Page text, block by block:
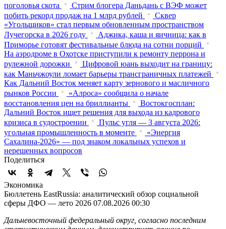
поголовья скота
Стрим блогера Даньдань с ВЭФ может
побить рекорд продаж на 1 млрд рублей
Сквер
«Угольщиков» стал первым обновленным пространством
Лучегорска в 2026 году
Аджика, каша и яичница: как в
Приморье готовят фестивальные блюда на сотни порций
На аэродроме в Охотске приступили к ремонту перрона и
рулежной дорожки
Цифровой юань выходит на границу:
как Маньчжоули ломает барьеры трансграничных платежей
Как Дальний Восток меняет карту зернового и масличного
рынков России
«Алроса» сообщила о начале
восстановления цен на бриллианты
Востокгосплан:
Дальний Восток ищет решения для выхода из кадрового
кризиса в судостроении
Пульс угля — 3 августа 2026:
угольная промышленность в моменте
«Энергия
Сахалина-2026» — под знаком локальных успехов и
нерешенных вопросов
Поделиться
Экономика
Бюллетень EastRussia: аналитический обзор социальной
сферы ДФО — лето 2026 07.08.2026 00:30
Дальневосточный федеральный округ, согласно последним